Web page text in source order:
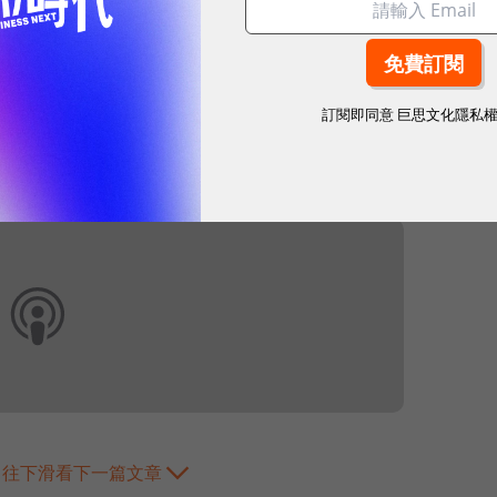
往下滑看下一篇文章
訂閱即同意 巨思文化隱私